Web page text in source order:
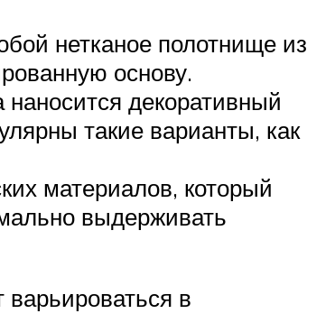
нетканое полотнище из
основу.
декоративный
такие варианты, как
материалов, который
выдерживать
варьироваться в